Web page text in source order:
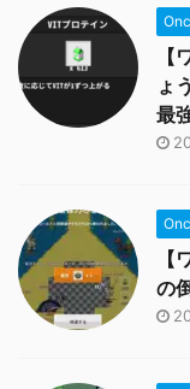
ょ
最
の